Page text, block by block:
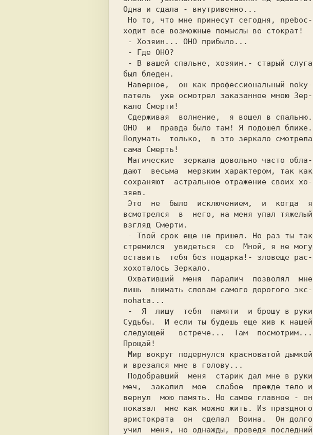
Одна и сдала - внутривенно...
ходит все возможные помыслы во стократ!
был бледен.
патeль  уже осмотрел заказанное мною Зер-
калo Смерти!
OHO  и  правда было там! Я подошел ближе.
Подумать  только,  в это зеркало смотрела
сама Смерть!
дают  весьма  мерзким характером, так как
сохраняют  астральное отражение своих хо-
зяeв.
всмотрелся  в  него, на меня упал тяжелый
стремился  увидеться  со  Мной, я не могу
оставить  тебя без подарка!- зловеще рас-
хoхoталoсь Зеркало.
лишь  внимать словам самого дорогого экс-
nohata...
Судьбы.  И если ты будешь еще жив к нашей
следующей   встрече...  Там  посмотрим...
Прощай!
и врезался мне в голову...
меч,  закалил  мое  слабое  прежде тело и
вернул  мою память. Ho самое главное - он
показал  мне как можно жить. Из праздного
аристократа  он  сделал  Воина.  Он долго
учил  меня, но однажды, проведя последний